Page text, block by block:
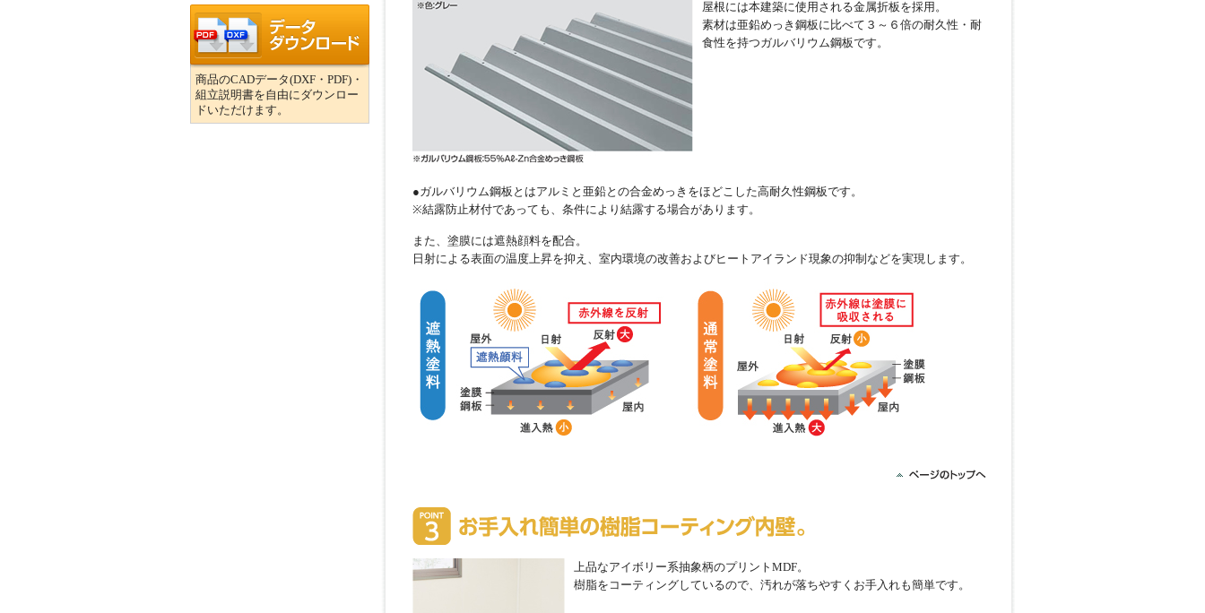
屋根には本建築に使用される金属折板を採用。
素材は亜鉛めっき鋼板に比べて３～６倍の耐久性・耐
食性を持つガルバリウム鋼板です。
●ガルバリウム鋼板とはアルミと亜鉛との合金めっきをほどこした高耐久性鋼板です。
※結露防止材付であっても、条件により結露する場合があります。
また、塗膜には遮熱顔料を配合。
日射による表面の温度上昇を抑え、室内環境の改善およびヒートアイランド現象の抑制などを実現します。
上品なアイボリー系抽象柄のプリントMDF。
樹脂をコーティングしているので、汚れが落ちやすくお手入れも簡単です。
商品のCADデータ(DXF・PDF)・
組立説明書を自由にダウンロー
ドいただけます。